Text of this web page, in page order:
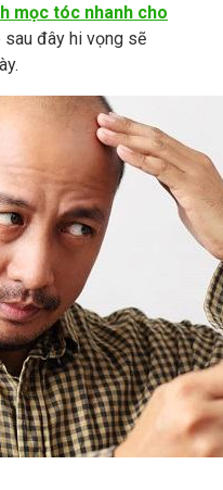
mọc tóc nhanh cho
đây hi vọng sẽ